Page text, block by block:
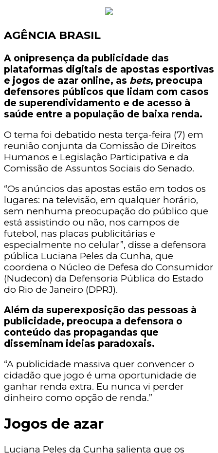
AGÊNCIA BRASIL
A onipresença da publicidade das
plataformas digitais de apostas esportivas
e jogos de azar online, as bets, preocupa
defensores públicos que lidam com casos
de superendividamento e de acesso à
saúde entre a população de baixa renda.
O tema foi debatido nesta terça-feira (7) em
reunião conjunta da Comissão de Direitos
Humanos e Legislação Participativa e da
Comissão de Assuntos Sociais do Senado.
“Os anúncios das apostas estão em todos os
lugares: na televisão, em qualquer horário,
sem nenhuma preocupação do público que
está assistindo ou não, nos campos de
futebol, nas placas publicitárias e
especialmente no celular”, disse a defensora
pública Luciana Peles da Cunha, que
coordena o Núcleo de Defesa do Consumidor
(Nudecon) da Defensoria Pública do Estado
do Rio de Janeiro (DPRJ).
Além da superexposição das pessoas à
publicidade, preocupa a defensora o
conteúdo das propagandas que
disseminam ideias paradoxais.
“A publicidade massiva quer convencer o
cidadão que jogo é uma oportunidade de
ganhar renda extra. Eu nunca vi perder
dinheiro como opção de renda.”
Jogos de azar
Luciana Peles da Cunha salienta que os